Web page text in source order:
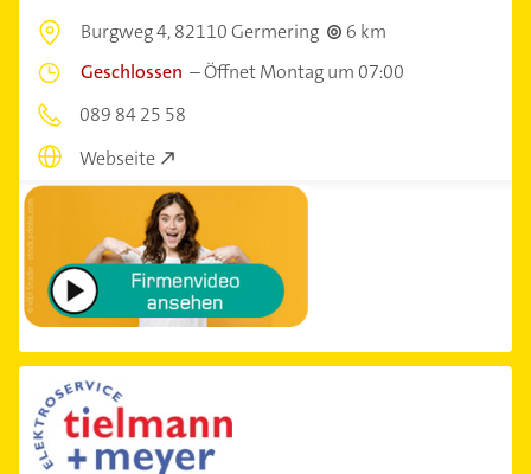
Burgweg 4,82110 Germering
6 km
Geschlossen –Öffnet Montag um 07:00
089 84 25 58
Webseite